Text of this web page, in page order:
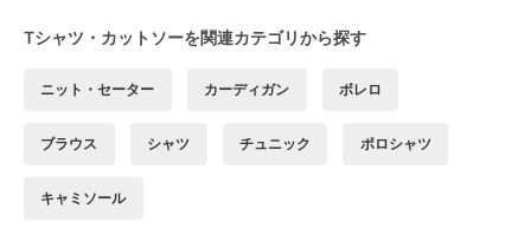
Tシャツ・カットソーを関連カテゴリから探す
ニット・セーター カーディガン ボレロ
ブラウス シャツ チュニック ポロシャツ
キャミソール